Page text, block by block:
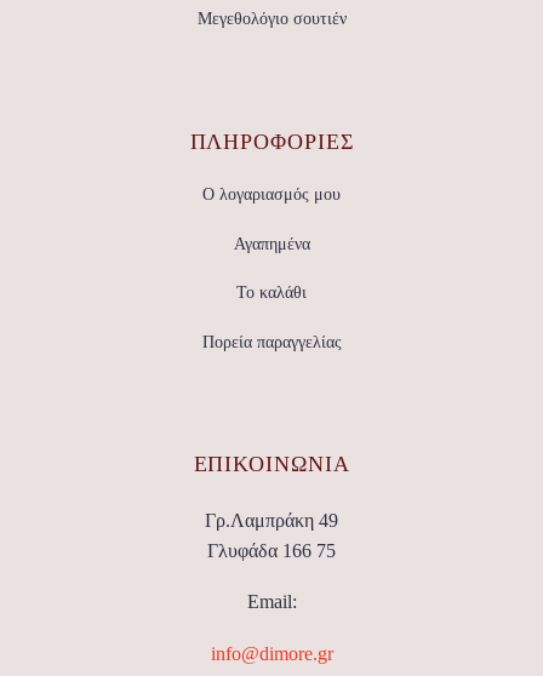
Μεγεθολόγιο σουτιέν
ΠΛΗΡΟΦΟΡΙΕΣ
Ο λογαριασμός μου
Αγαπημένα
Το καλάθι
Πορεία παραγγελίας
ΕΠΙΚΟΙΝΩΝΊΑ
Γρ.Λαμπράκη 49
Γλυφάδα 166 75
Email:
info@dimore.gr